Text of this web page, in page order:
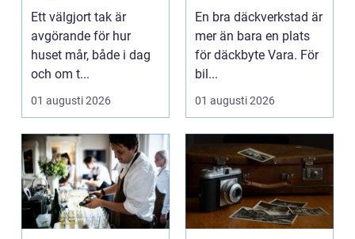
får ett tak som
håller
Ett välgjort tak är
avgörande för hur
huset mår, både i dag
och om t...
01 augusti 2026
säker körning året
runt
En bra däckverkstad är
mer än bara en plats
för däckbyte Vara. För
bil...
01 augusti 2026